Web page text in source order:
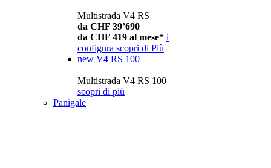
Multistrada V4 RS
da CHF 39’690
da CHF 419 al mese* i
configura scopri di Più
new V4 RS 100
Multistrada V4 RS 100
scopri di più
Panigale